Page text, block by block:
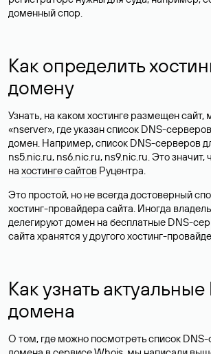
доменный спор.
Как определить
домену
Узнать, на каком хостинге размещен
«nserver», где указан список DNS-
домен. Например, список DNS-серверов
ns5.nic.ru, ns6.nic.ru, ns9.nic.ru. Это
на хостинге сайтов Руцентра.
Это простой, но не всегда достоверный
хостинг-провайдера сайта. Иногда
делегируют домен на бесплатные DNS-
сайта хранятся у другого хостинг-
Как узнать актуальные
домена
О том, где можно посмотреть список